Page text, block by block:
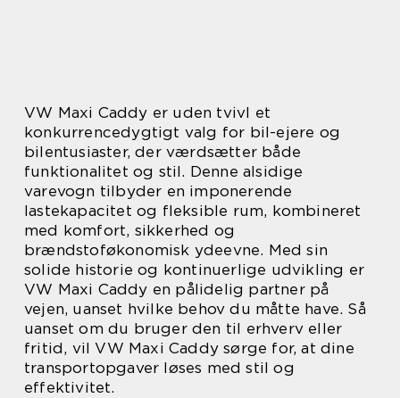
VW Maxi Caddy er uden tvivl et
konkurrencedygtigt valg for bil-ejere og
bilentusiaster, der værdsætter både
funktionalitet og stil. Denne alsidige
varevogn tilbyder en imponerende
lastekapacitet og fleksible rum, kombineret
med komfort, sikkerhed og
brændstoføkonomisk ydeevne. Med sin
solide historie og kontinuerlige udvikling er
VW Maxi Caddy en pålidelig partner på
vejen, uanset hvilke behov du måtte have. Så
uanset om du bruger den til erhverv eller
fritid, vil VW Maxi Caddy sørge for, at dine
transportopgaver løses med stil og
effektivitet.